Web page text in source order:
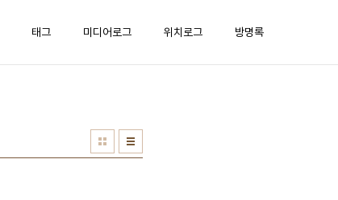
태그 미디어로그 위치로그 방명록